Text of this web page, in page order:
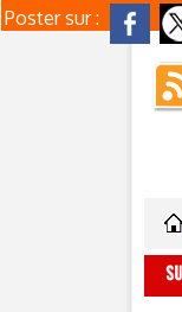
Poster sur :